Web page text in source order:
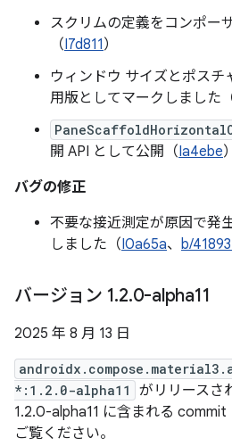
スクリムの定義をコンポー
（I7d811）
ウィンドウ サイズとポスチ
用版としてマークしました
開 API として公開（Ia4ebe）
バグの修正
不要な接近測定が原因で発
しました（I0a65a、 b/
バージョン 1.2.0-alpha11
2025 年 8 月 13 日
*:1.2.0-alpha11
がリリースさ
1.2.0-alpha11 に含まれる commit
ご覧ください。